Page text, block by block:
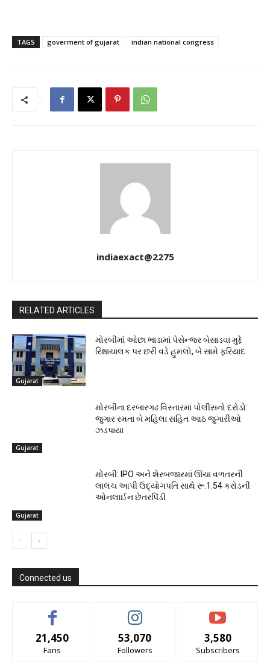
TAGS goverment of gujarat indian national congress
indiaexact@2275
RELATED ARTICLES
Gujarat
મોરબીમાં ઓછા ભાડામાં પેસેન્જર બેસાડવા મુદ્દે
રિક્ષાચાલક પર છરી વડે હુમલો, બે સામે ફરિયાદ
Gujarat
મોરબીના દરબારગઢ વિસ્તારમાં પોલીસનો દરોડો:
જુગાર રમતા બે મહિલા સહિત આઠ જુગારીઓ
ઝડપાયા
Gujarat
મોરબી: IPO અને શેરબજારમાં ઊંચા વળતરની
લાલચ આપી ઉદ્યોગપતિ સાથે રૂ.1.54 કરોડની
ઓનલાઈન છેતરપિંડી
Connected us
21,450
Fans
53,070
Followers
3,580
Subscribers